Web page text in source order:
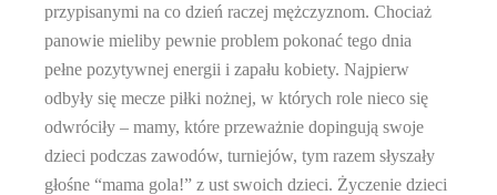
przypisanymi na co dzień raczej mężczyznom. Chociaż
panowie mieliby pewnie problem pokonać tego dnia
pełne pozytywnej energii i zapału kobiety. Najpierw
odbyły się mecze piłki nożnej, w których role nieco się
odwróciły – mamy, które przeważnie dopingują swoje
dzieci podczas zawodów, turniejów, tym razem słyszały
głośne “mama gola!” z ust swoich dzieci. Życzenie dzieci